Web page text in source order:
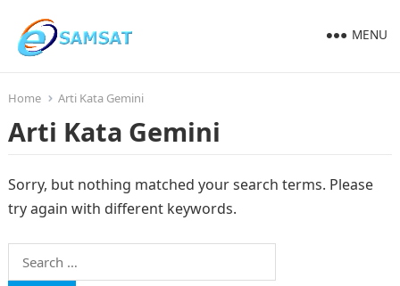
MENU
Home Arti Kata Gemini
Arti Kata Gemini
Sorry, but nothing matched your search terms. Please
try again with different keywords.
Search
for: